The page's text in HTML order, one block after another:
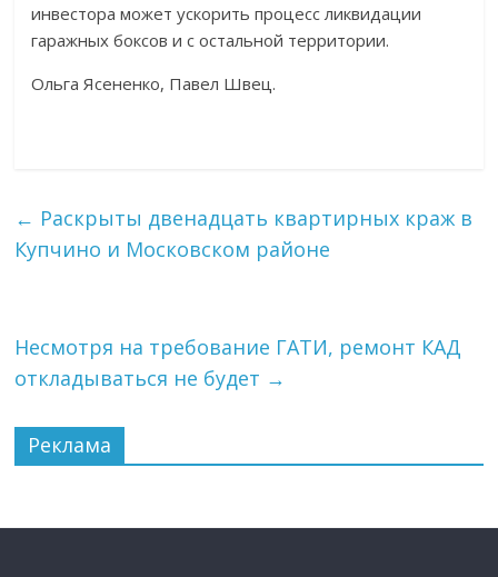
инвестора может ускорить процесс ликвидации
гаражных боксов и с остальной территории.
Ольга Ясененко, Павел Швец.
← Раскрыты двенадцать квартирных краж в
Купчино и Московском районе
Несмотря на требование ГАТИ, ремонт КАД
откладываться не будет →
Реклама